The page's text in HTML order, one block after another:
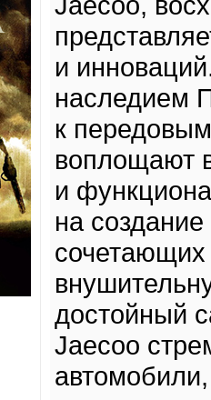
и
наследием
к
воплощают
и
на
сочетающих
достойный
Jaecoo